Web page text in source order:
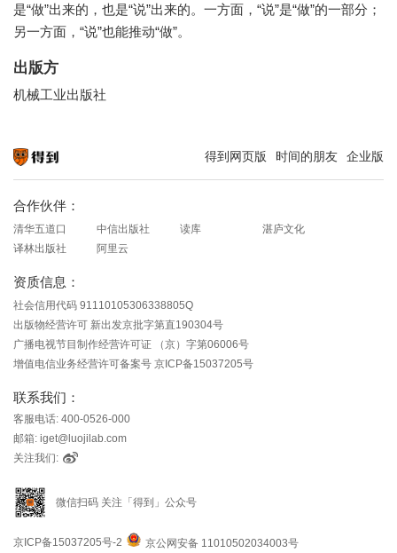
是“做”出来的，也是“说”出来的。一方面，“说”是“做”的一部分；
另一方面，“说”也能推动“做”。
出版方
机械工业出版社
得到网页版 时间的朋友 企业版
合作伙伴：
清华五道口 中信出版社 读库
湛庐文化
译林出版社
阿里云
资质信息：
社会信用代码 91110105306338805Q
出版物经营许可 新出发京批字第直190304号
广播电视节目制作经营许可证 （京）字第06006号
增值电信业务经营许可备案号 京ICP备15037205号
联系我们：
客服电话: 400-0526-000
邮箱: iget@luojilab.com
关注我们:
微信扫码 关注「得到」公众号
京ICP备15037205号-2 京公网安备 11010502034003号